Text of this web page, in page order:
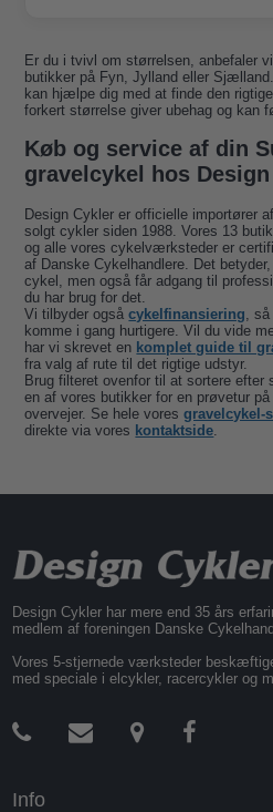
Er du i tvivl om størrelsen, anbefaler
butikker på Fyn, Jylland eller
kan hjælpe dig med at finde den
forkert størrelse giver ubehag og kan
Køb og service af din
gravelcykel hos
Design Cykler er officielle importører
solgt cykler siden 1988. Vores 13
og alle vores cykelværksteder er
af Danske Cykelhandlere. Det
cykel, men også får adgang til
du har brug for det.
Vi tilbyder ogsåcykelfinansiering ,
komme i gang hurtigere. Vil du vide
har vi skrevet en komplet guide til
fra valg af rute til det rigtige udstyr.
Brug filteret ovenfor til at sortere efter
en af vores butikker for en prøvetur
overvejer. Se hele voresgravelcykel-
direkte via vores kontaktside
Design Cykler har mere end 35 års
medlem af foreningen Danske
Vores 5-stjernede værksteder
med speciale i elcykler, racercykler og
Info